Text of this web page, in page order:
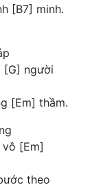
[B7] minh.
[G] người
[Em] thầm.
[Em]
theo